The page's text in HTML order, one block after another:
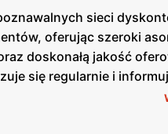
sieci
oferując szeroki
doskonałą jakość
się regularnie i
wyprzedaże,